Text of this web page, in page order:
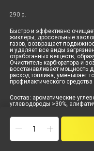
290 р.
Быстро и эффективно
жиклеры, дроссельные
газов, возвращает
и удаляет все виды
отработанных веществ,
Очиститель карбюратора и
восстанавливает мощность
расход топлива, уменьшает
профилактического
Состав: ароматические
углеводороды >30%,
Срок годности: 3 года